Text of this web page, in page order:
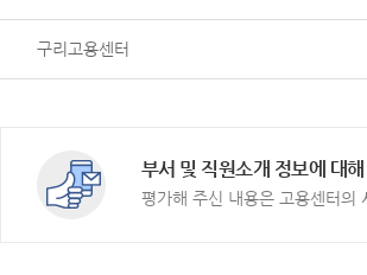
구리고용센터
부서 및 직원소개 정보에 대
평가해 주신 내용은 고용센터의